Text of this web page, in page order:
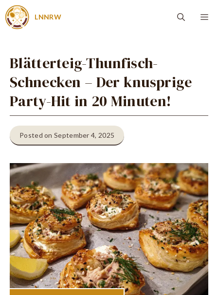
Zum
Inhalt
LNNRW
Blätterteig-Thunfisch-
Schnecken – Der knusprige
Party-Hit in 20 Minuten!
Posted on September 4, 2025